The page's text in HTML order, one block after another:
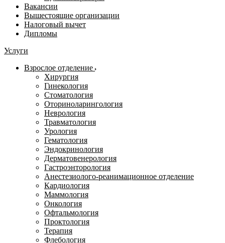
Вакансии
Вышестоящие организации
Налоговый вычет
Дипломы
Услуги
Взрослое отделение
Хирургия
Гинекология
Стоматология
Оториноларингология
Неврология
Травматология
Урология
Гематология
Эндокринология
Дерматовенерология
Гастроэнторология
Анестезиолого-реанимационное отделение
Кардиология
Маммология
Онкология
Офтальмология
Проктология
Терапия
Флебология